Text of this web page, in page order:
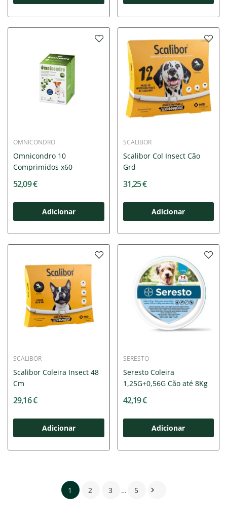
OMNICONDRO
Omnicondro 10
Comprimidos x60
52,09 €
Adicionar
SCALIBOR
Scalibor Col Insect Cão
Grd
31,25 €
Adicionar
SCALIBOR
Scalibor Coleira Insect 48
Cm
29,16 €
Adicionar
SERESTO
Seresto Coleira
1,25G+0,56G Cão até 8Kg
42,19 €
Adicionar
1 2 3 … 5 